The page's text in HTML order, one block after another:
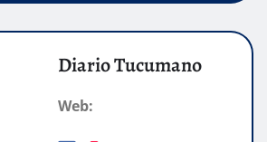
Diario Tucumano
Web: